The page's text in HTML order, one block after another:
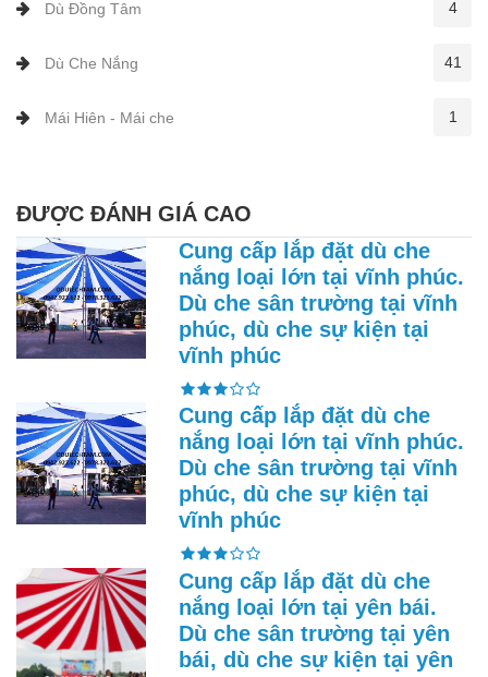
Dù Đồng Tâm 4
Dù Che Nắng 41
Mái Hiên - Mái che 1
ĐƯỢC ĐÁNH GIÁ CAO
Cung cấp lắp đặt dù che
nắng loại lớn tại vĩnh phúc.
Dù che sân trường tại vĩnh
phúc, dù che sự kiện tại
vĩnh phúc
Cung cấp lắp đặt dù che
nắng loại lớn tại vĩnh phúc.
Dù che sân trường tại vĩnh
phúc, dù che sự kiện tại
vĩnh phúc
Cung cấp lắp đặt dù che
nắng loại lớn tại yên bái.
Dù che sân trường tại yên
bái, dù che sự kiện tại yên